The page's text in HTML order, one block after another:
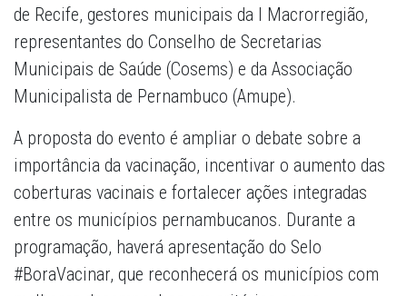
de Recife, gestores municipais da I Macrorregião,
representantes do Conselho de Secretarias
Municipais de Saúde (Cosems) e da Associação
Municipalista de Pernambuco (Amupe).
A proposta do evento é ampliar o debate sobre a
importância da vacinação, incentivar o aumento das
coberturas vacinais e fortalecer ações integradas
entre os municípios pernambucanos. Durante a
programação, haverá apresentação do Selo
#BoraVacinar, que reconhecerá os municípios com